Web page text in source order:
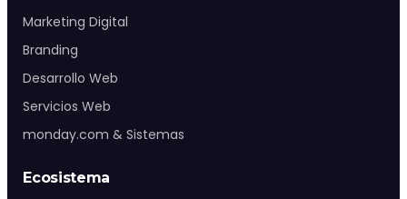
Marketing Digital
Branding
Desarrollo Web
Servicios Web
monday.com & Sistemas
Ecosistema